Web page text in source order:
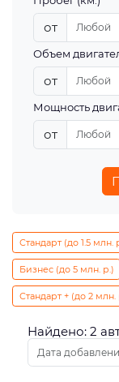
от
Объем
от
Мощность
от
Стандарт (до 1.5 млн.
Бизнес (до 5 млн. р.)
Стандарт + (до 2 млн.
Найдено: 2